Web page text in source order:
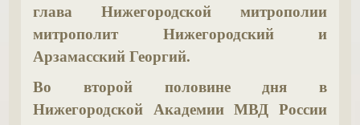
глава Нижегородской митрополии
митрополит Нижегородский и
Арзамасский Георгий.
Во второй половине дня в
Нижегородской Академии МВД России
июня
курсантов
православного
клуба